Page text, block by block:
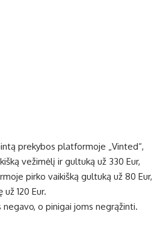
prekybos platformoje „Vinted“,
vežimėlį ir gultuką už 330 Eur,
pirko vaikišką gultuką už 80 Eur,
120 Eur.
o pinigai joms negrąžinti.